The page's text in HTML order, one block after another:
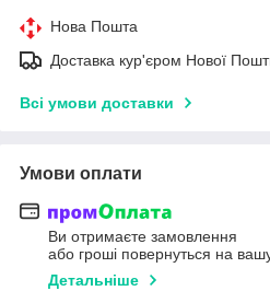
Нова Пошта
Доставка кур'єром Нової
Всі умови доставки
Умови оплати
Ви отримаєте замовлення
або гроші повернуться на
Детальніше